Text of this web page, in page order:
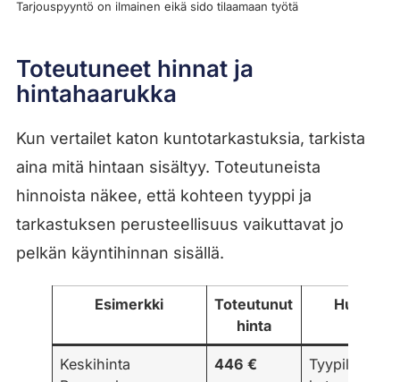
Tarjouspyyntö on ilmainen eikä sido tilaamaan työtä
Toteutuneet hinnat ja
hintahaarukka
Kun vertailet katon kuntotarkastuksia, tarkista
aina mitä hintaan sisältyy. Toteutuneista
hinnoista näkee, että kohteen tyyppi ja
tarkastuksen perusteellisuus vaikuttavat jo
pelkän käyntihinnan sisällä.
Esimerkki
Toteutunut
hinta
Huomio
Keskihinta
446 €
Tyypillinen